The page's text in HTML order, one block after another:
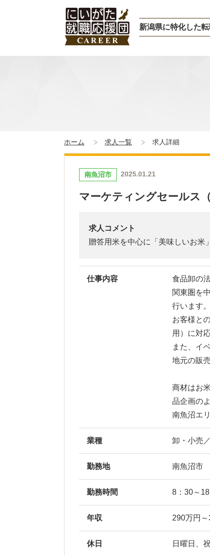
新潟県に特化した
ホーム 求人一覧 求人詳細
南魚沼市 2025.01.21
マーケティングセールス
求人コメント
贈答用米を中心に「美味しいお米
仕事内容
食品卸の
関東圏を
行います。
お客様と
用）に対
また、イ
地元の販
商材はお
品企画の
南魚沼エ
業種 卸・小売
勤務地 南魚沼市
勤務時間 8：30～
年収 290万円～
休日 日曜日、